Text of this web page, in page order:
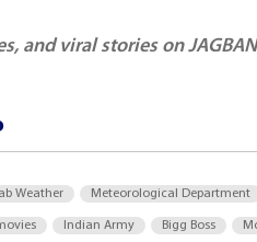
and viral stories on
Weather Meteorological Department
Indian Army Bigg Boss